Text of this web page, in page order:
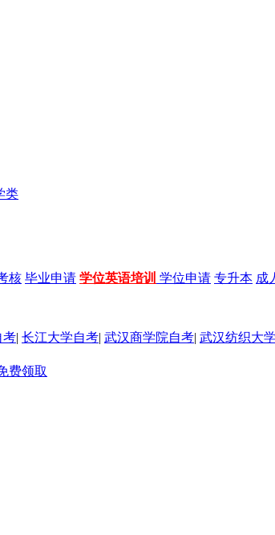
类
核 毕业申请 学位英语培训 学位申请 专升本 成
考| 长江大学自考| 武汉商学院自考| 武汉纺织大